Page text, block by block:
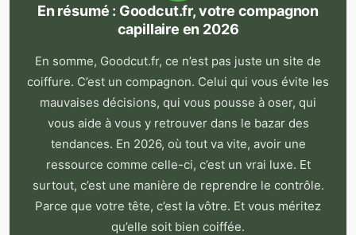
En résumé : Goodcut.fr, votre compagnon
capillaire en 2026
En somme, Goodcut.fr, ce n’est pas juste un site de
coiffure. C’est un compagnon. Celui qui vous évite les
mauvaises décisions, qui vous pousse à oser, qui
vous aide à vous y retrouver dans le bazar des
tendances. En 2026, où tout va vite, avoir une
ressource comme celle-ci, c’est un vrai luxe. Et
surtout, c’est une manière de reprendre le contrôle.
Parce que votre tête, c’est la vôtre. Et vous méritez
qu’elle soit bien coiffée.